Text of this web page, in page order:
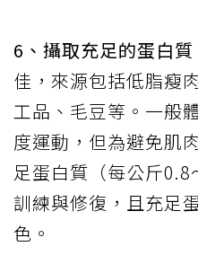
6 、攝取充足的蛋白質
佳，來源包括低脂瘦
工品、毛豆等。一般
度運動，但為避免肌
足蛋白質（每公斤0.8
訓練與修復，且充足
色。